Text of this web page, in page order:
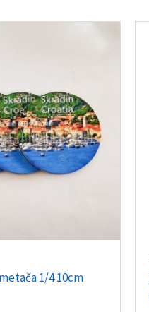
1/4 10cm